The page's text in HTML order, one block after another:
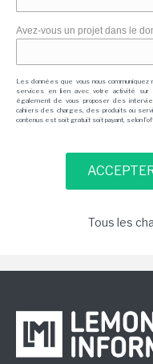
Avez-vous un projet dans le
Les données que vous nous
services en lien avec votre activité sur
également de vous proposer des
cahiers des charges, des produits ou
contenus est soit gratuit soit payant, selon
Tous les